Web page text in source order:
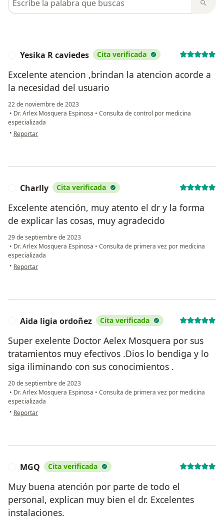
Yesika R caviedes Cita verificada
Excelente atencion ,brindan la atencion acorde a
la necesidad del usuario
22 de noviembre de 2023
• Dr. Arlex Mosquera Espinosa • Consulta de control por medicina
especializada
• en opinión del usuario Yesika R caviedes
Reportar
Charlly Cita verificada
Excelente atención, muy atento el dr y la forma
de explicar las cosas, muy agradecido
29 de septiembre de 2023
• Dr. Arlex Mosquera Espinosa • Consulta de primera vez por medicina
especializada
• en opinión del usuario Charlly
Reportar
Aida ligia ordoñez Cita verificada
Super exelente Doctor Aelex Mosquera por sus
tratamientos muy efectivos .Dios lo bendiga y lo
siga iliminando con sus conocimientos .
20 de septiembre de 2023
• Dr. Arlex Mosquera Espinosa • Consulta de primera vez por medicina
especializada
• en opinión del usuario Aida ligia ordoñez
Reportar
MGQ Cita verificada
Muy buena atención por parte de todo el
personal, explican muy bien el dr. Excelentes
instalaciones.